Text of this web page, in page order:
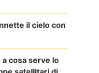
il cielo con
a cosa serve lo